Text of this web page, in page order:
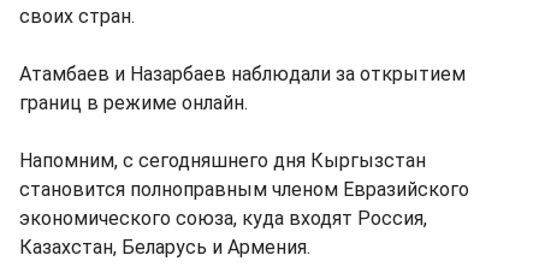
своих стран.
Атамбаев и Назарбаев наблюдали за открытием
границ в режиме онлайн.
Напомним, c сегодняшнего дня Кыргызстан
становится полноправным членом Евразийского
экономического союза, куда входят Россия,
Казахстан, Беларусь и Армения.